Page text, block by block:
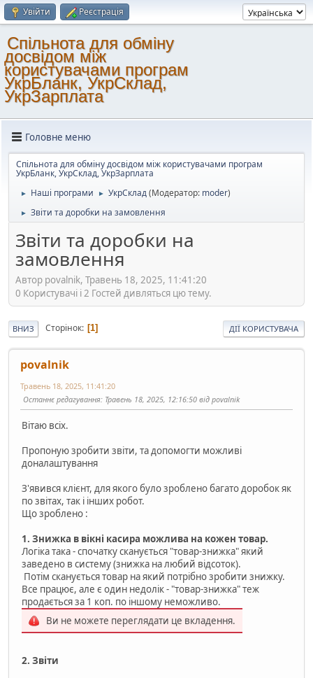
Увійти Реєстрація
Спільнота для обміну
досвідом між
користувачами програм
УкрБланк, УкрСклад,
УкрЗарплата
Головне меню
Спільнота для обміну досвідом між користувачами програм
УкрБланк, УкрСклад, УкрЗарплата
► Наші програми ► УкрСклад(Модератор: moder)
► Звіти та доробки на замовлення
Звіти та доробки на
замовлення
Автор povalnik, Травень 18, 2025, 11:41:20
0 Користувачі і 2 Гостей дивляться цю тему.
ВНИЗ Сторінок 1 ДІЇ КОРИСТУВАЧА
povalnik
Травень 18, 2025, 11:41:20
Останнє редагування: Травень 18, 2025, 12:16:50 від povalnik
Вітаю всіх.
Пропоную зробити звіти, та допомогти можливі
доналаштування
З'явився клієнт, для якого було зроблено багато доробок як
по звітах, так і інших робот.
Що зроблено :
1. Знижка в вікні касира можлива на кожен товар.
Логіка така - спочатку сканується "товар-знижка" який
заведено в систему (знижка на любий відсоток).
Потім сканується товар на який потрібно зробити знижку.
Все працює, але є один недолік - "товар-знижка" теж
продається за 1 коп. по іншому неможливо.
Ви не можете переглядати це вкладення.
2. Звіти